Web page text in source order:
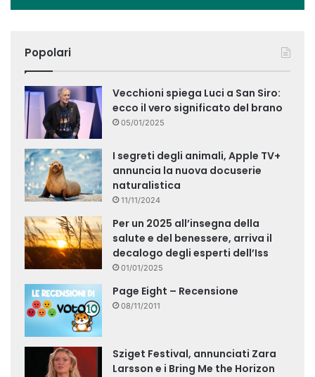
Popolari
Vecchioni spiega Luci a San Siro:
ecco il vero significato del brano
05/01/2025
I segreti degli animali, Apple TV+
annuncia la nuova docuserie
naturalistica
11/11/2024
Per un 2025 all’insegna della
salute e del benessere, arriva il
decalogo degli esperti dell’Iss
01/01/2025
Page Eight – Recensione
08/11/2011
Sziget Festival, annunciati Zara
Larsson e i Bring Me the Horizon